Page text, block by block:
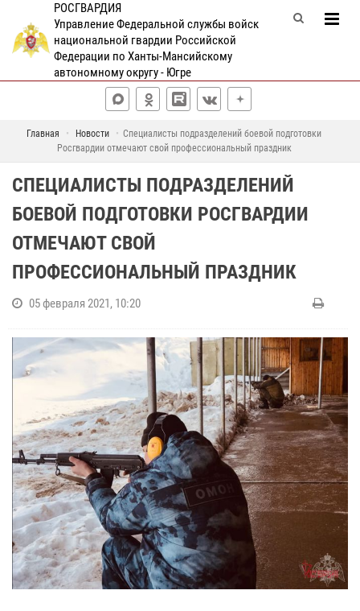
РОСГВАРДИЯ
Управление Федеральной службы войск
национальной гвардии Российской
Федерации по Ханты-Мансийскому
автономному округу - Югре
Главная Новости
Специалисты подразделений боевой подготовки
Росгвардии отмечают свой профессиональный праздник
СПЕЦИАЛИСТЫ ПОДРАЗДЕЛЕНИЙ
БОЕВОЙ ПОДГОТОВКИ РОСГВАРДИИ
ОТМЕЧАЮТ СВОЙ
ПРОФЕССИОНАЛЬНЫЙ ПРАЗДНИК
05 февраля 2021, 10:20